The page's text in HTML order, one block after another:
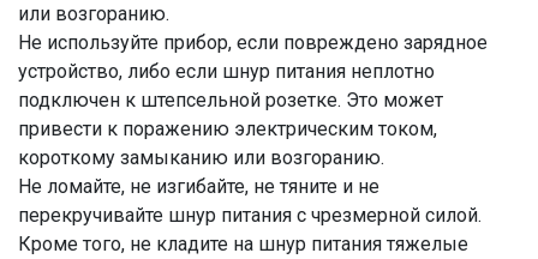
или возгоранию.
Не используйте прибор, если повреждено зарядное
устройство, либо если шнур питания неплотно
подключен к штепсельной розетке. Это может
привести к поражению электрическим током,
короткому замыканию или возгоранию.
Не ломайте, не изгибайте, не тяните и не
перекручивайте шнур питания с чрезмерной силой.
Кроме того, не кладите на шнур питания тяжелые